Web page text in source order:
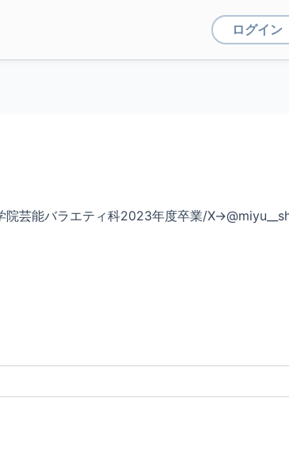
ログイン
芸能バラエティ科2023年度卒業/